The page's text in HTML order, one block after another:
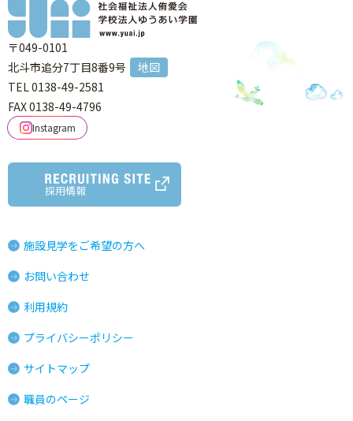
〒049-0101
北斗市追分7丁目8番9号
地図
TEL 0138-49-2581
FAX 0138-49-4796
Instagram
採用情報
施設見学をご希望の方へ
お問い合わせ
利用規約
プライバシーポリシー
サイトマップ
職員のページ